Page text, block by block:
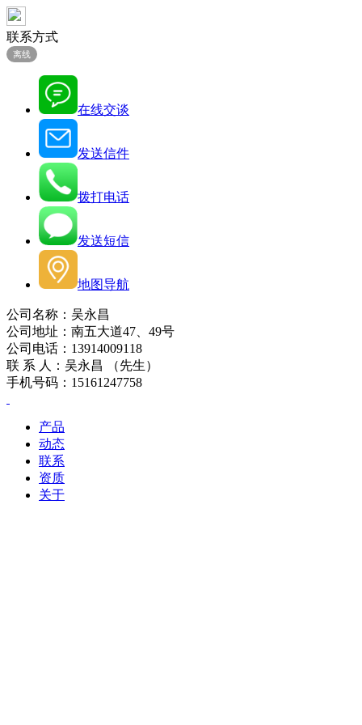
联系方式
离线
在线交谈
发送信件
拨打电话
发送短信
地图导航
公司名称：吴永昌
公司地址：南五大道47、49号
公司电话：13914009118
联 系 人：吴永昌 （先生）
手机号码：15161247758
产品
动态
联系
资质
关于